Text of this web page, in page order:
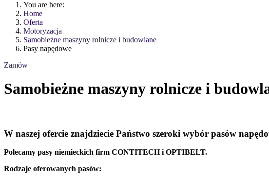
You are here:
Home
Oferta
Motoryzacja
Samobieżne maszyny rolnicze i budowlane
Pasy napędowe
Zamów
Samobieżne maszyny rolnicze i
W naszej ofercie znajdziecie Państwo szeroki wybór pasów
Polecamy pasy niemieckich firm CONTITECH i OPTIBELT.
Rodzaje oferowanych pasów: